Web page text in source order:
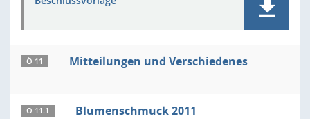
Ö 11 Mitteilungen und Verschiedenes
Ö 11.1 Blumenschmuck 2011